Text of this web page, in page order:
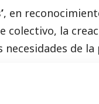
, en
colectivo, la
de